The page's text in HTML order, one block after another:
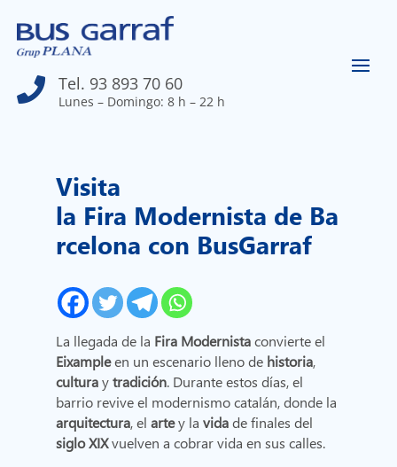
 Tel. 93 893 70 60
Lunes – Domingo: 8 h – 22 h
Visita
la Fira Modernista de Ba
rcelona con BusGarraf
La llegada de la Fira Modernistaconvierte el
Eixampleen un escenario lleno de historia,
culturaytradición. Durante estos días, el
barrio revive el modernismo catalán, donde la
arquitectura, elartey lavidade finales del
siglo XIXvuelven a cobrar vida en sus calles.